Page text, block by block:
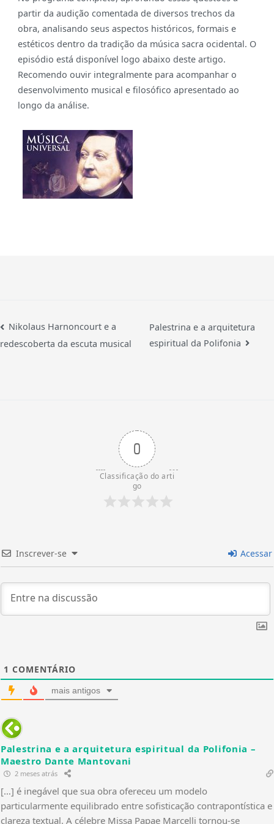
partir da audição comentada de diversos trechos da
obra, analisando seus aspectos históricos, formais e
estéticos dentro da tradição da música sacra ocidental. O
episódio está disponível logo abaixo deste artigo.
Recomendo ouvir integralmente para acompanhar o
desenvolvimento musical e filosófico apresentado ao
longo da análise.
Nikolaus Harnoncourt e a
redescoberta da escuta musical
Palestrina e a arquitetura
espiritual da Polifonia
0
Classificação do arti
go
Inscrever-se Acessar
1 COMENTÁRIO
mais antigos
Palestrina e a arquitetura espiritual da Polifonia –
Maestro Dante Mantovani
2 meses atrás
[…] é inegável que sua obra ofereceu um modelo
particularmente equilibrado entre sofisticação contrapontística e
clareza textual. A célebre Missa Papae Marcelli tornou-se